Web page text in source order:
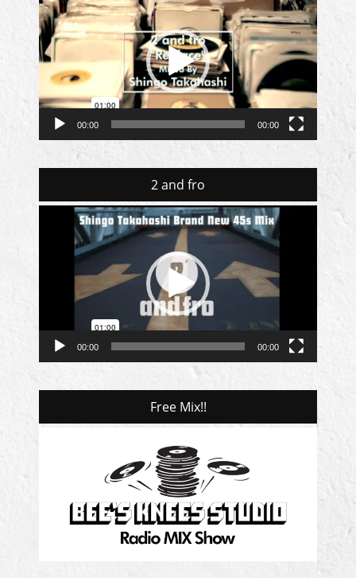
画
プ
レ
ー
00:00 00:00
2 and fro
00:00 00:00
Free Mix!!